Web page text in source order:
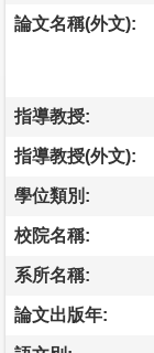
論文名稱(外文):
指導教授:
指導教授(外文):
學位類別:
校院名稱:
系所名稱:
論文出版年: